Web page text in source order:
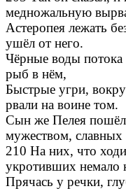
медножальную
Астеропея лежать
ушёл от него.
Чёрные воды потока
рыб в нём,
Быстрые угри,
рвали на воине том.
Сын же Пелея
мужеством,
210 На них, что
укротивших немало
Прячась у речки,